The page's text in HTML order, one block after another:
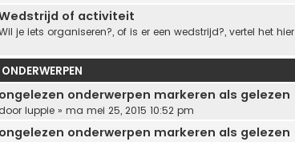
of activiteit
je iets organiseren?, of is er een wedstrijd?, vertel het hier
ongelezen onderwerpen markeren als gelezen
luppie » ma mei 25, 2015 10:52 pm
ongelezen onderwerpen markeren als gelezen